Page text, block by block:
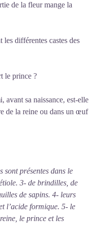
de la fleur mange la
les différentes castes des
le prince ?
avant sa naissance, est-elle
de la reine ou dans un œuf
sont présentes dans le
3- de brindilles, de
de sapins. 4- leurs
l’acide formique. 5- le
le prince et les